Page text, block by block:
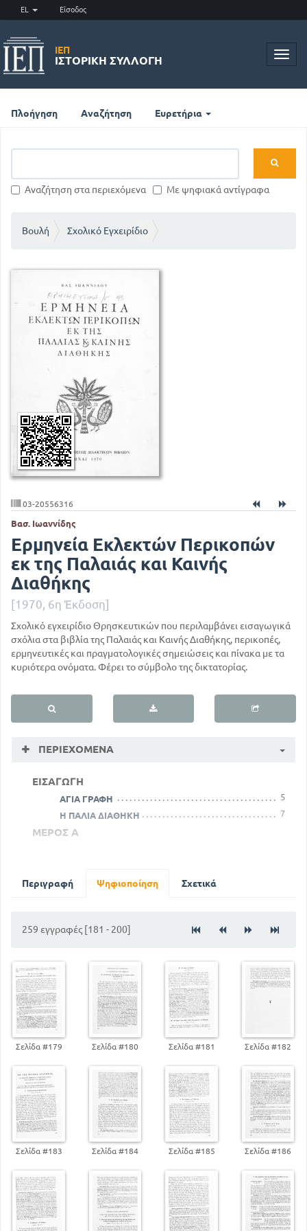
EL Είσοδος
ΙΕΠ
ΙΣΤΟΡΙΚΉ ΣΥΛΛΟΓΉ
Πλοήγηση Αναζήτηση Ευρετήρια
Αναζήτηση στα περιεχόμενα Με ψηφιακά αντίγραφα
Βουλή Σχολικό Εγχειρίδιο
03-20556316
Βασ. Ιωαννίδης
Ερμηνεία Εκλεκτών Περικοπών
εκ της Παλαιάς και Καινής
Διαθήκης
[1970, 6η Έκδοση]
Σχολικό εγχειρίδιο Θρησκευτικών που περιλαμβάνει εισαγωγικά
σχόλια στα βιβλία της Παλαιάς και Καινής Διαθήκης, περικοπές,
ερμηνευτικές και πραγματολογικές σημειώσεις και πίνακα με τα
κυριότερα ονόματα. Φέρει το σύμβολο της δικτατορίας.
ΠΕΡΙΕΧΌΜΕΝΑ
ΕΙΣΑΓΩΓΗ
ΑΓΙΑ ΓΡΑΦΗ
5
Η ΠΑΛΙΑ ΔΙΑΘΗΚΗ
7
ΜΕΡΟΣ Α
ΟΙ ΑΡΧΕΣ ΤΟΥ ΚΟΣΜΟΥ ΚΑΙ ΤΗΣ
Η ΔΙΑΘΗΚΗ ΤΟΥ ΘΕΟΥ ΜΕΤΑ ΤΟΥ
32
ΚΕΦ 3
Η ΗΘΙΚΗ ΔΙΔΑΣΚΑΛΙΑ ΤΗΣ ΠΑΛ.
ΔΙΑΘΗΚΗΣ
ΚΕΦ 4
ΤΟΥ ΘΕΟΥ
45
ΚΕΦ 5
ΟΙ ΠΡΟΦΗΤΕΙΕΣ ΠΕΡΙ ΜΕΣΣΙΟΥ
57
ΜΕΡΟΣ Β
ΠΕΡΙΚΟΠΕΣ ΕΚ ΤΗΣ ΚΑΙΝΗΣ ΔΙΑΘΗΚΗΣ ΚΕΙΜΕΝΑ
ΣΩΤΗΡΑΣ ΤΟΥ ΚΟΣΜΟΥ
ΚΕΦ 1
ΟΙ ΠΡΟΣ ΤΗΣ ΔΗΜΟΣΙΑΣ
ΕΜΦΑΝΙΣΕΩΣ ΜΑΡΤΥΡΙΕΣ ΠΕΡΙ
ΤΟΥ ΚΥΡΙΟΥ ΩΣ ΥΙΟΥ ΤΟΥ ΘΕΟΥ
Περιγραφή Ψηφιοποίηση Σχετικά
259 εγγραφές [181 - 200]
Σελίδα #179 Σελίδα #180 Σελίδα #181 Σελίδα #182
Σελίδα #183 Σελίδα #184 Σελίδα #185 Σελίδα #186